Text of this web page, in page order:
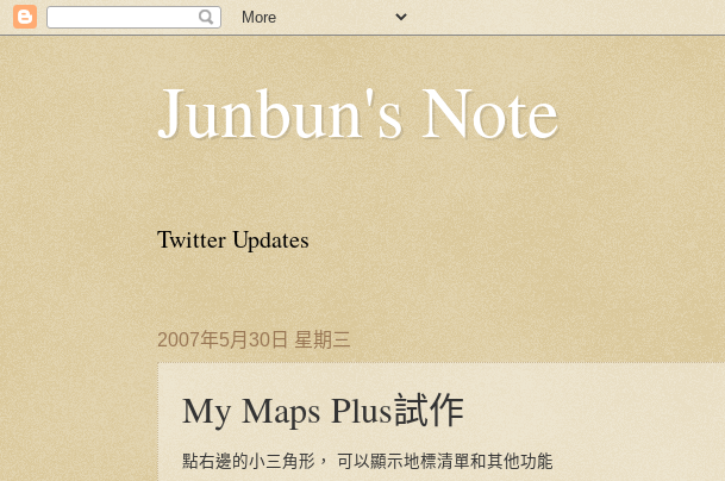
Junbun's Note
Twitter Updates
2007年5月30日 星期三
My Maps Plus試作
點右邊的小三角形， 可以顯示地標清單和其他功能